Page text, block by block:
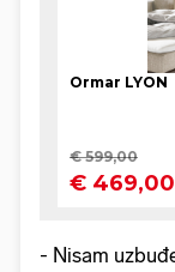
- Nisam